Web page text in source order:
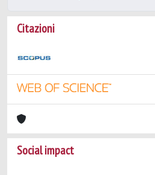
Citazioni
Social impact